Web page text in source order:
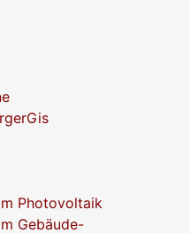
Photovoltaik
Gebäude-